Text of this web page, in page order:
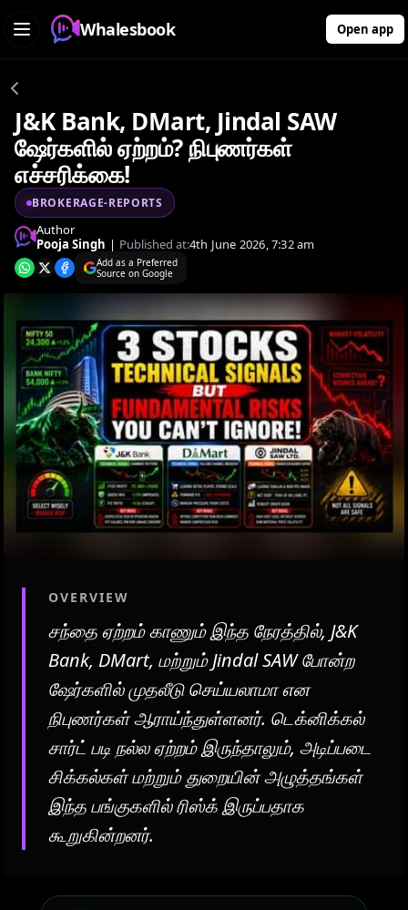
Whalesbook Open app
J&K Bank, DMart, Jindal SAW
ஷேர்களில் ஏற்றம்? நிபுணர்கள்
எச்சரிக்கை!
BROKERAGE-REPORTS
Author
Pooja Singh | Published at:4th June 2026, 7:32 am
Add as a Preferred
Source on Google
OVERVIEW
சந்தை ஏற்றம் காணும் இந்த நேரத்தில், J&K
Bank, DMart, மற்றும் Jindal SAW போன்ற
ஷேர்களில் முதலீடு செய்யலாமா என
நிபுணர்கள் ஆராய்ந்துள்ளனர். டெக்னிக்கல்
சார்ட் படி நல்ல ஏற்றம் இருந்தாலும், அடிப்படை
சிக்கல்கள் மற்றும் துறையின் அழுத்தங்கள்
இந்த பங்குகளில் ரிஸ்க் இருப்பதாக
கூறுகின்றனர்.